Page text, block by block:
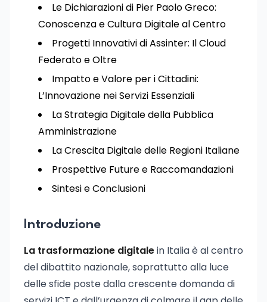
Le Dichiarazioni di Pier Paolo Greco:
Conoscenza e Cultura Digitale al Centro
Progetti Innovativi di Assinter: Il Cloud
Federato e Oltre
Impatto e Valore per i Cittadini:
L’Innovazione nei Servizi Essenziali
La Strategia Digitale della Pubblica
Amministrazione
La Crescita Digitale delle Regioni Italiane
Prospettive Future e Raccomandazioni
Sintesi e Conclusioni
Introduzione
La trasformazione digitalein Italia è al centro
del dibattito nazionale, soprattutto alla luce
delle sfide poste dalla crescente domanda di